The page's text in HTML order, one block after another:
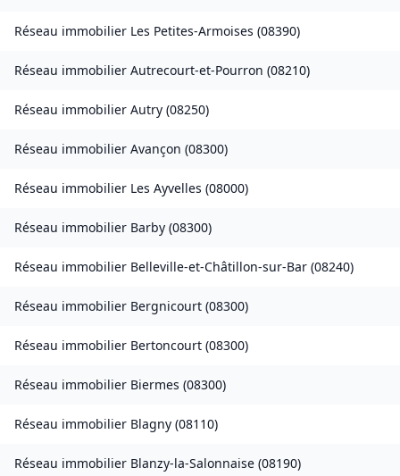
Réseau immobilier Les Petites-Armoises (08390)
Réseau immobilier Autrecourt-et-Pourron (08210)
Réseau immobilier Autry (08250)
Réseau immobilier Avançon (08300)
Réseau immobilier Les Ayvelles (08000)
Réseau immobilier Barby (08300)
Réseau immobilier Belleville-et-Châtillon-sur-Bar (08240)
Réseau immobilier Bergnicourt (08300)
Réseau immobilier Bertoncourt (08300)
Réseau immobilier Biermes (08300)
Réseau immobilier Blagny (08110)
Réseau immobilier Blanzy-la-Salonnaise (08190)